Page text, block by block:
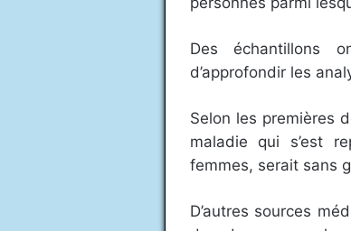
Des échantillons
d’approfondir les
Selon les premières
maladie qui s’est
femmes, serait sans
D’autres sources